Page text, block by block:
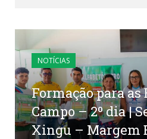
NOTÍCIAS
Formação para as
Campo – 2º dia |
Xingu – Margem